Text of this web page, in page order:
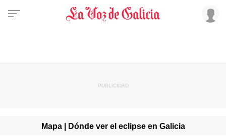
Mapa | Dónde ver el eclipse en Galicia